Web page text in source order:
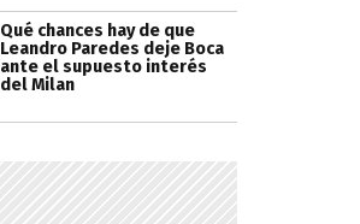
Qué chances hay de que
Leandro Paredes deje Boca
ante el supuesto interés
del Milan